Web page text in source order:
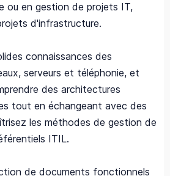
ou en gestion de projets IT,
d'infrastructure.
connaissances des
serveurs et téléphonie, et
des architectures
tout en échangeant avec des
les méthodes de gestion de
ITIL.
de documents fonctionnels